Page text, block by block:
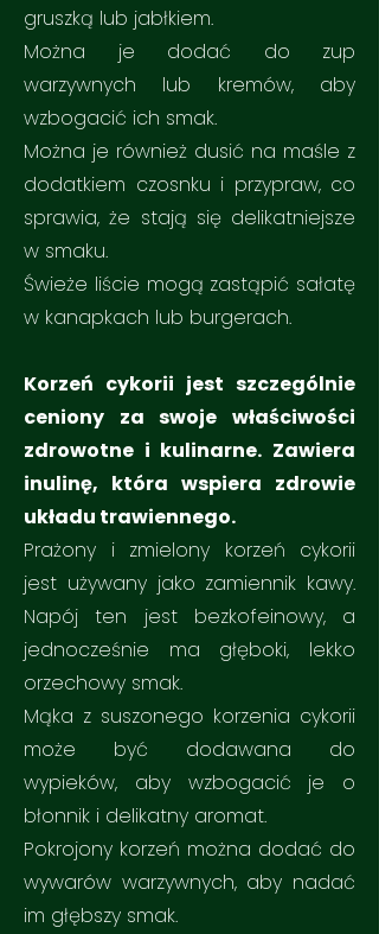
gruszką lub jabłkiem.
Można je dodać do zup
warzywnych lub kremów, aby
wzbogacić ich smak.
Można je również dusić na maśle z
dodatkiem czosnku i przypraw, co
sprawia, że stają się delikatniejsze
w smaku.
Świeże liście mogą zastąpić sałatę
w kanapkach lub burgerach.
Korzeń cykorii jest szczególnie
ceniony za swoje właściwości
zdrowotne i kulinarne. Zawiera
inulinę, która wspiera zdrowie
układu trawiennego.
Prażony i zmielony korzeń cykorii
jest używany jako zamiennik kawy.
Napój ten jest bezkofeinowy, a
jednocześnie ma głęboki, lekko
orzechowy smak.
Mąka z suszonego korzenia cykorii
może być dodawana do
wypieków, aby wzbogacić je o
błonnik i delikatny aromat.
Pokrojony korzeń można dodać do
wywarów warzywnych, aby nadać
im głębszy smak.